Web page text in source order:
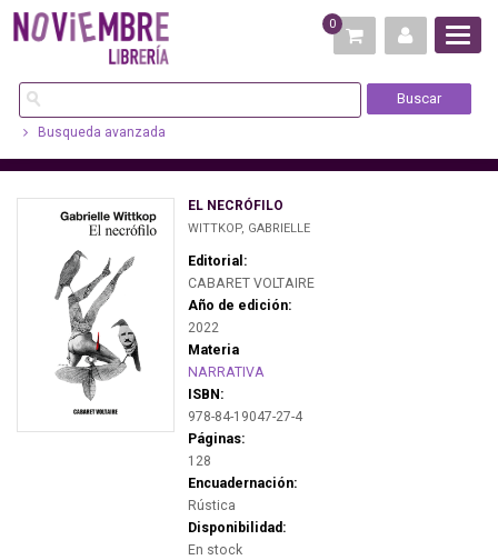
0
Busqueda avanzada
EL NECRÓFILO
WITTKOP, GABRIELLE
Editorial:
CABARET VOLTAIRE
Año de edición:
2022
Materia
NARRATIVA
ISBN:
978-84-19047-27-4
Páginas:
128
Encuadernación:
Rústica
Disponibilidad:
En stock